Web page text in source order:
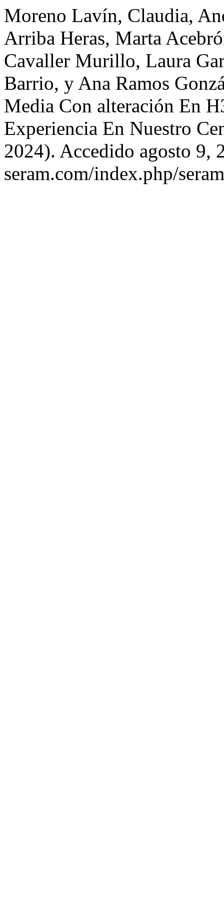
Moreno Lavín, Claudia,
Arriba Heras, Marta
Cavaller Murillo, Laura
Barrio, y Ana Ramos
Media Con alteración En
Experiencia En Nuestro
2024). Accedido agosto 9,
seram.com/index.php/